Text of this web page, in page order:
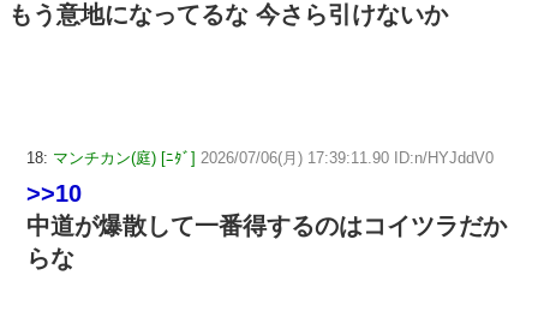
もう意地になってるな 今さら引けないか
18: マンチカン(庭) [ﾆﾀﾞ] 2026/07/06(月) 17:39:11.90 ID:n/HYJddV0
>>10
中道が爆散して一番得するのはコイツラだか
らな